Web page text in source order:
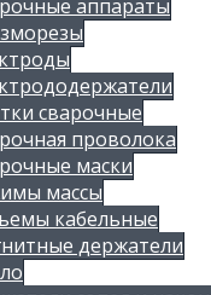
аппараты
сварочные
проволока
маски
массы
кабельные
держатели